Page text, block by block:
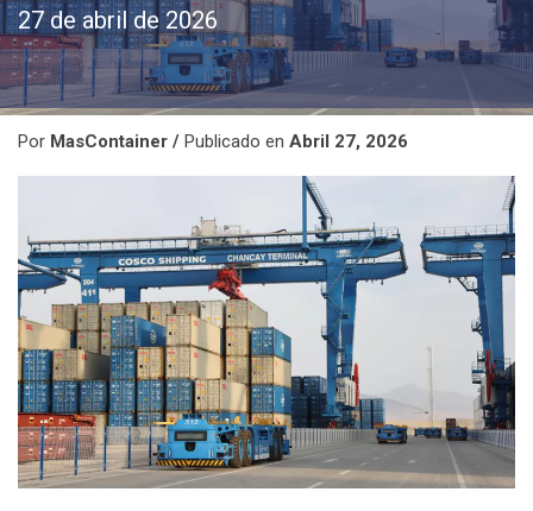
27 de abril de 2026
Por MasContainer / Publicado en Abril 27, 2026